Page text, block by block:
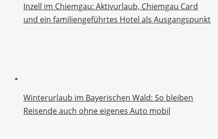
Inzell im Chiemgau: Aktivurlaub, Chiemgau Card
und ein familiengeführtes Hotel als Ausgangspunkt
Winterurlaub im Bayerischen Wald: So bleiben
Reisende auch ohne eigenes Auto mobil